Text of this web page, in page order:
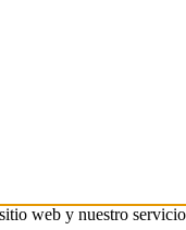
web y nuestro